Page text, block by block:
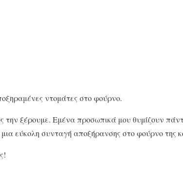
ντομάτες στο φούρνο.
την ξέρουμε. Εμένα προσωπικά μου θυμίζουν
εύκολη συνταγή αποξήρανσης στο φούρνο της